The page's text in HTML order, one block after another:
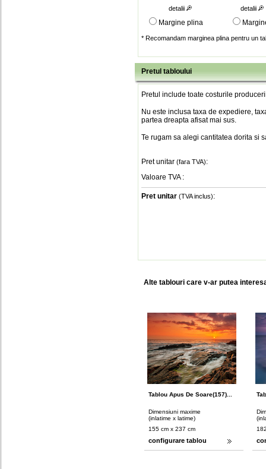
detalii detalii
Margine plina
* Recomandam marginea plina pentru un
Pretul tabloului
Pretul include toate costurile
Nu este inclusa taxa de expediere,
partea dreapta afisat mai sus.
Te rugam sa alegi cantitatea dorita si
Pret unitar (fara TVA):
Valoare TVA :
Pret unitar (TVA inclus):
Alte tablouri care v-ar putea
Tablou Apus De Soare(157)...
Dimensiuni maxime
(inlatime x latime)
155 cm x 237 cm
configurare tablou